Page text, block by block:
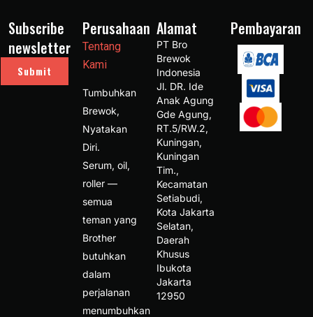
Subscribe
newsletter
Submit
Perusahaan
Tentang
Kami
Tumbuhkan
Brewok,
Nyatakan
Diri.
Serum, oil,
roller —
semua
teman yang
Brother
butuhkan
dalam
perjalanan
menumbuhkan
Alamat
PT Bro
Brewok
Indonesia
Jl. DR. Ide
Anak Agung
Gde Agung,
RT.5/RW.2,
Kuningan,
Kuningan
Tim.,
Kecamatan
Setiabudi,
Kota Jakarta
Selatan,
Daerah
Khusus
Ibukota
Jakarta
12950
Pembayaran